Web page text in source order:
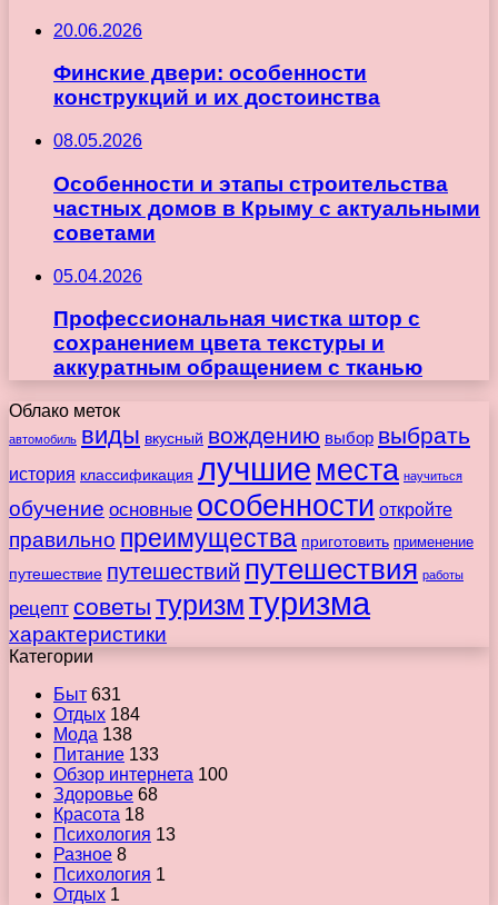
20.06.2026
Финские двери: особенности
конструкций и их достоинства
08.05.2026
Особенности и этапы строительства
частных домов в Крыму с актуальными
советами
05.04.2026
Профессиональная чистка штор с
сохранением цвета текстуры и
аккуратным обращением с тканью
Облако меток
автомобиль виды вкусный вождению выбор выбрать
история классификация лучшиеместа научиться
обучение основные особенности откройте
правильно преимущества приготовить применение
путешествие путешествий путешествия работы
рецепт советы туризмтуризма
характеристики
Категории
Быт 631
Отдых 184
Мода 138
Питание 133
Обзор интернета 100
Здоровье 68
Красота 18
Психология 13
Разное 8
Психология 1
Отдых 1